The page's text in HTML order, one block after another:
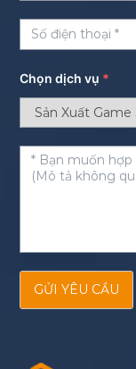
Chọn dịch vụ *
GỬI YÊU CẦU